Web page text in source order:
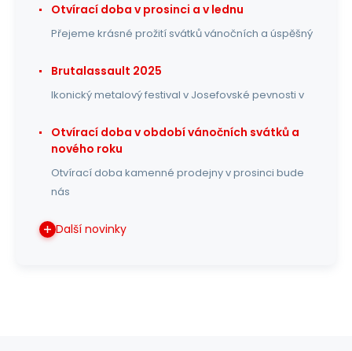
Otvírací doba v prosinci a v lednu
Přejeme krásné prožití svátků vánočních a úspěšný
Brutalassault 2025
Ikonický metalový festival v Josefovské pevnosti v
Otvírací doba v období vánočních svátků a
nového roku
Otvírací doba kamenné prodejny v prosinci bude
nás
Další novinky